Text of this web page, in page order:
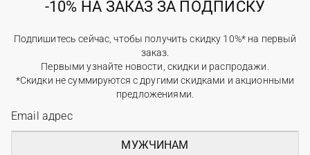
-10% НА ЗАКАЗ ЗА ПОДПИСКУ
Подпишитесь сейчас, чтобы получить скидку 10%* на первый
заказ.
Первыми узнайте новости, скидки и распродажи.
*Скидки не суммируются с другими скидками и акционными
предложениями.
МУЖЧИНАМ